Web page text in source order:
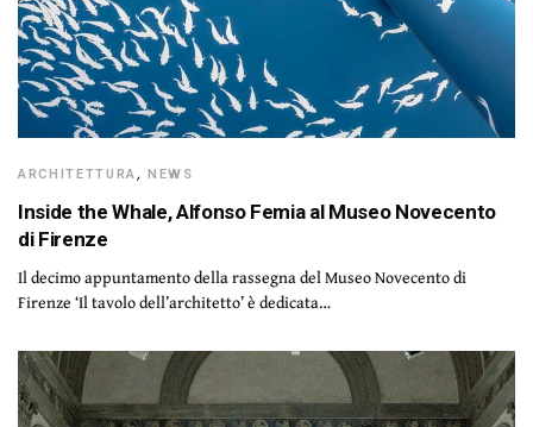
ARCHITETTURA,NEWS
Inside the Whale, Alfonso Femia al Museo Novecento
di Firenze
Il decimo appuntamento della rassegna del Museo Novecento di
Firenze ‘Il tavolo dell’architetto’ è dedicata…